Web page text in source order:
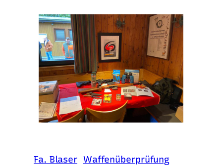
Fa. Blaser Waffenüberprüfung